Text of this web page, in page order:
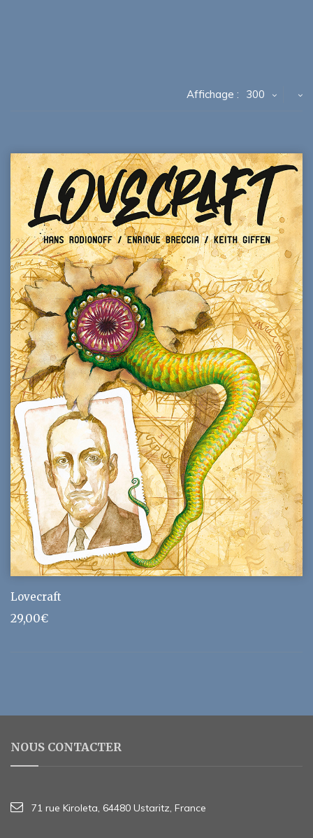
Affichage : 300
Lovecraft
29,00€
NOUS CONTACTER
71 rue Kiroleta, 64480 Ustaritz, France